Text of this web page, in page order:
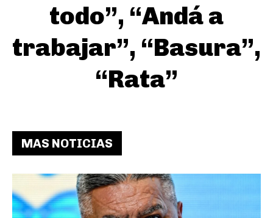
todo”, “Andá a
trabajar”, “Basura”,
“Rata”
MAS NOTICIAS